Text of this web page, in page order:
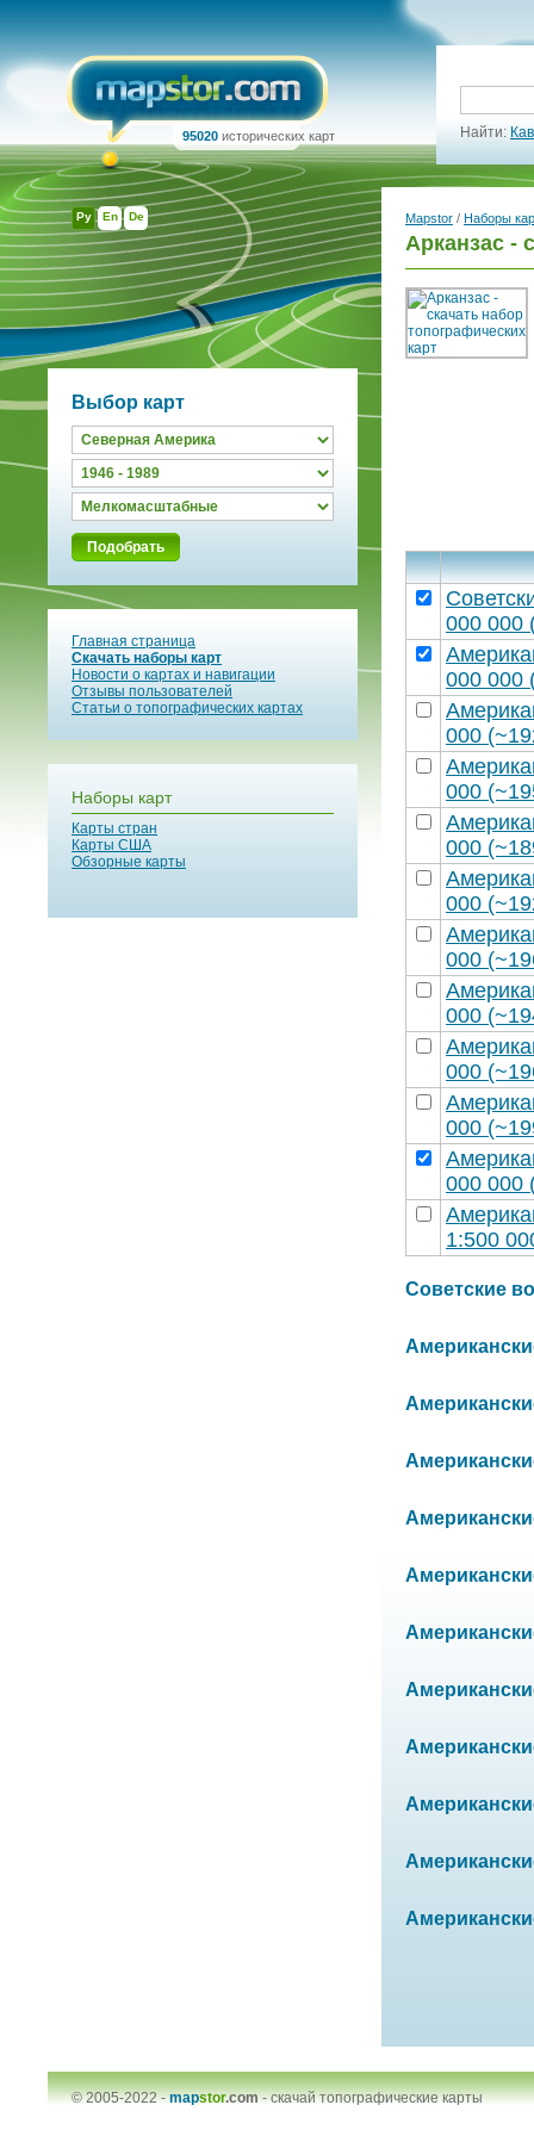
Ру En De
95020 исторических карт Найти:
Выбор карт
Подобрать
Главная страница
Скачать наборы карт
Новости о картах и навигации
Отзывы пользователей
Статьи о топографических картах
Наборы карт
Карты стран
Карты США
Обзорные карты
Mapstor / Наборы
Арканзас -
000 000
000 000
000
000
000
000
000
000
000
000
000 000
1:500
Советские
© 2005-2022 -mapstor.com-скачай топографические карты